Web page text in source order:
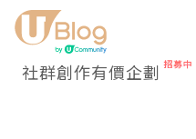
社群創作有價企劃